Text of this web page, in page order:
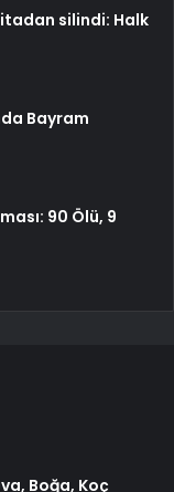
silindi: Halk
Bayram
90 Ölü, 9
Boğa, Koç